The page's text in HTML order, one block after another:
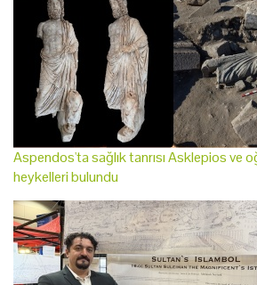
Aspendos'ta sağlık tanrısı Asklepios ve
heykelleri bulundu